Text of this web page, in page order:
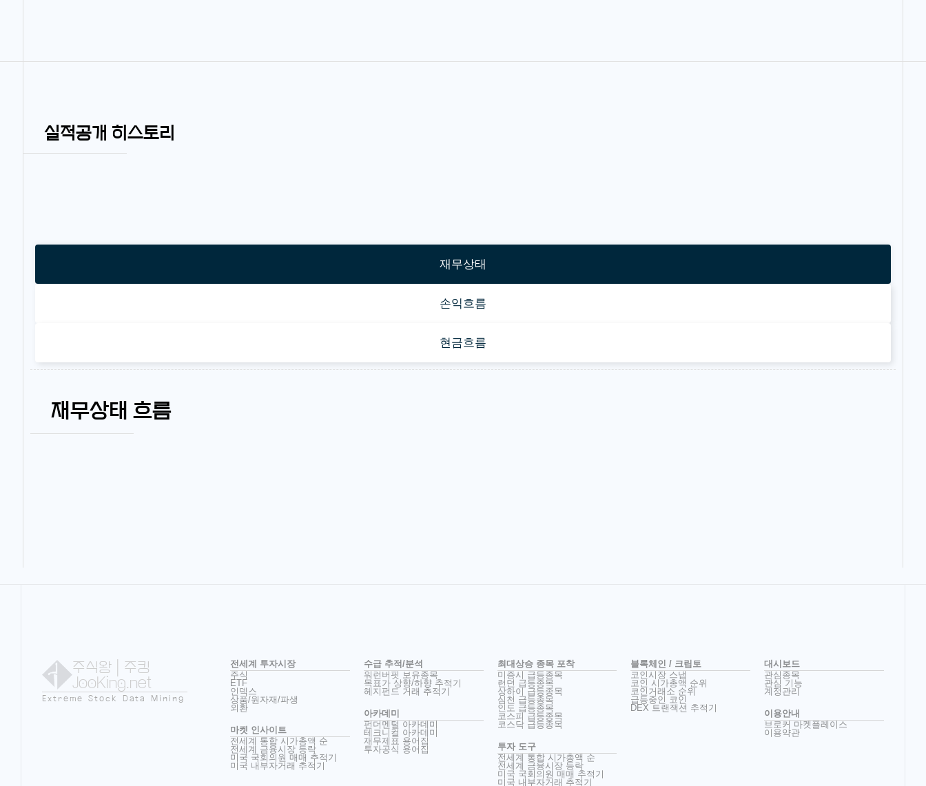
실적공개 히스토리
재무상태
손익흐름
현금흐름
재무상태 흐름
주식왕 | 주킹
JooKing.net
Extreme Stock Data Mining
전세계 투자시장
주식
ETF
인덱스
상품/원자재/파생
외환
마켓 인사이트
전세계 통합 시가총액 순
전세계 금융시장 등락
미국 국회의원 매매 추적기
미국 내부자거래 추적기
수급 추적/분석
워런버핏 보유종목
목표가 상향/하향 추적기
헤지펀드 거래 추적기
아카데미
펀더멘털 아카데미
테크니컬 아카데미
재무제표 용어집
투자공식 용어집
최대상승 종목 포착
미증시 급등종목
런던 급등종목
상하이 급등종목
심천 급등종목
인도 급등종목
코스피 급등종목
코스닥 급등종목
투자 도구
전세계 통합 시가총액 순
전세계 금융시장 등락
미국 국회의원 매매 추적기
미국 내부자거래 추적기
블록체인 / 크립토
코인시장 스냅
코인 시가총액 순위
코인거래소 순위
급등중인 코인
DEX 트랜잭션 추적기
대시보드
관심종목
관심 기능
계정관리
이용안내
브로커 마켓플레이스
이용약관